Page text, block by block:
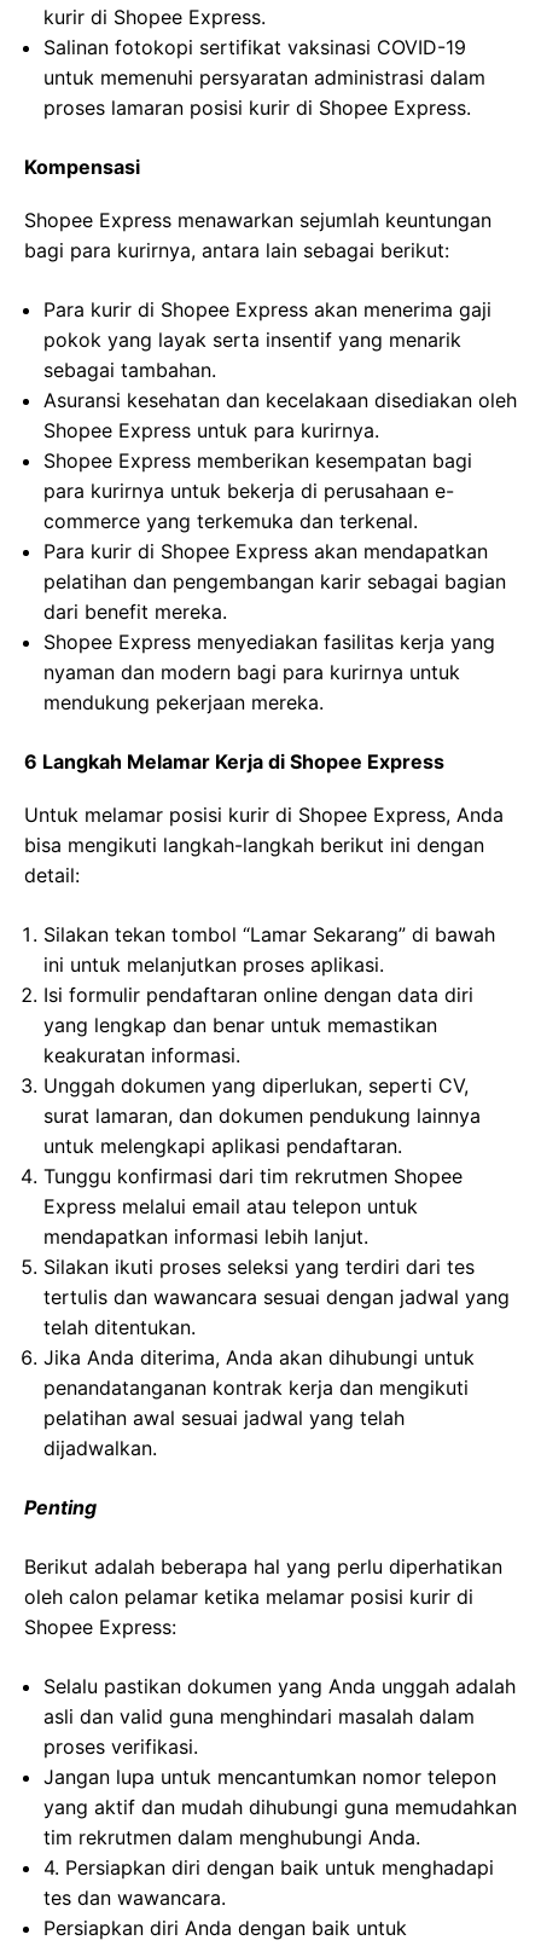
kurir di Shopee Express.
Salinan fotokopi sertifikat vaksinasi COVID-19
untuk memenuhi persyaratan administrasi dalam
proses lamaran posisi kurir di Shopee Express.
Kompensasi
Shopee Express menawarkan sejumlah keuntungan
bagi para kurirnya, antara lain sebagai berikut:
Para kurir di Shopee Express akan menerima gaji
pokok yang layak serta insentif yang menarik
sebagai tambahan.
Asuransi kesehatan dan kecelakaan disediakan oleh
Shopee Express untuk para kurirnya.
Shopee Express memberikan kesempatan bagi
para kurirnya untuk bekerja di perusahaan e-
commerce yang terkemuka dan terkenal.
Para kurir di Shopee Express akan mendapatkan
pelatihan dan pengembangan karir sebagai bagian
dari benefit mereka.
Shopee Express menyediakan fasilitas kerja yang
nyaman dan modern bagi para kurirnya untuk
mendukung pekerjaan mereka.
6 Langkah Melamar Kerja di Shopee Express
Untuk melamar posisi kurir di Shopee Express, Anda
bisa mengikuti langkah-langkah berikut ini dengan
detail:
Silakan tekan tombol “Lamar Sekarang” di bawah
ini untuk melanjutkan proses aplikasi.
Isi formulir pendaftaran online dengan data diri
yang lengkap dan benar untuk memastikan
keakuratan informasi.
Unggah dokumen yang diperlukan, seperti CV,
surat lamaran, dan dokumen pendukung lainnya
untuk melengkapi aplikasi pendaftaran.
Tunggu konfirmasi dari tim rekrutmen Shopee
Express melalui email atau telepon untuk
mendapatkan informasi lebih lanjut.
Silakan ikuti proses seleksi yang terdiri dari tes
tertulis dan wawancara sesuai dengan jadwal yang
telah ditentukan.
Jika Anda diterima, Anda akan dihubungi untuk
penandatanganan kontrak kerja dan mengikuti
pelatihan awal sesuai jadwal yang telah
dijadwalkan.
Penting
Berikut adalah beberapa hal yang perlu diperhatikan
oleh calon pelamar ketika melamar posisi kurir di
Shopee Express:
Selalu pastikan dokumen yang Anda unggah adalah
asli dan valid guna menghindari masalah dalam
proses verifikasi.
Jangan lupa untuk mencantumkan nomor telepon
yang aktif dan mudah dihubungi guna memudahkan
tim rekrutmen dalam menghubungi Anda.
4. Persiapkan diri dengan baik untuk menghadapi
tes dan wawancara.
Persiapkan diri Anda dengan baik untuk